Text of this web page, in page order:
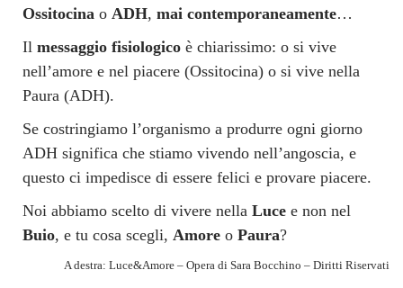
Ossitocina o ADH, mai contemporaneamente…
Il messaggio fisiologico è chiarissimo: o si vive
nell’amore e nel piacere (Ossitocina) o si vive nella
Paura (ADH).
Se costringiamo l’organismo a produrre ogni giorno
ADH significa che stiamo vivendo nell’angoscia, e
questo ci impedisce di essere felici e provare piacere.
Noi abbiamo scelto di vivere nella Luce e non nel
Buio, e tu cosa scegli, Amore o Paura?
A destra: Luce&Amore – Opera di Sara Bocchino – Diritti Riservati